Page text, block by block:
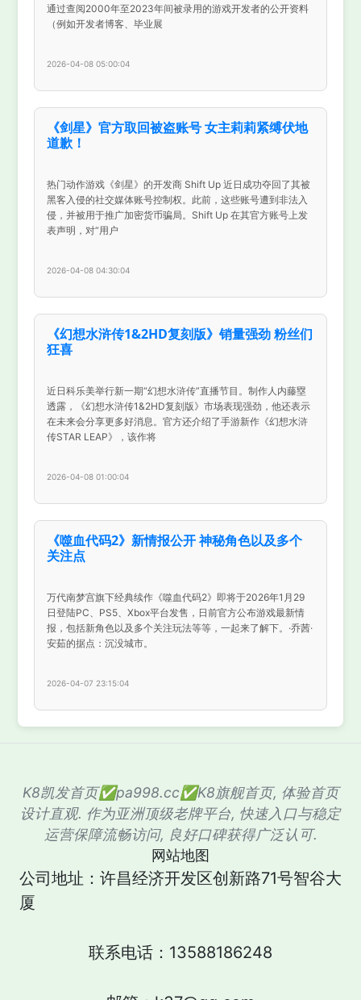
通过查阅2000年至2023年间被录用的游戏开发者的公开资料
（例如开发者博客、毕业展
2026-04-08 05:00:04
《剑星》官方取回被盗账号 女主莉莉紧缚伏地
道歉！
热门动作游戏《剑星》的开发商 Shift Up 近日成功夺回了其被
黑客入侵的社交媒体账号控制权。此前，这些账号遭到非法入
侵，并被用于推广加密货币骗局。Shift Up 在其官方账号上发
表声明，对“用户
2026-04-08 04:30:04
《幻想水浒传1&2HD复刻版》销量强劲 粉丝们
狂喜
近日科乐美举行新一期“幻想水浒传”直播节目。制作人内藤塁
透露，《幻想水浒传1&2HD复刻版》市场表现强劲，他还表示
在未来会分享更多好消息。官方还介绍了手游新作《幻想水浒
传STAR LEAP》，该作将
2026-04-08 01:00:04
《噬血代码2》新情报公开 神秘角色以及多个
关注点
万代南梦宫旗下经典续作《噬血代码2》即将于2026年1月29
日登陆PC、PS5、Xbox平台发售，日前官方公布游戏最新情
报，包括新角色以及多个关注玩法等等，一起来了解下。·乔茜·
安茹的据点：沉没城市。
2026-04-07 23:15:04
K8凯发首页✅pa998.cc✅K8旗舰首页, 体验首页
设计直观. 作为亚洲顶级老牌平台, 快速入口与稳定
运营保障流畅访问, 良好口碑获得广泛认可.
网站地图
公司地址：许昌经济开发区创新路71号智谷大
厦
联系电话：13588186248